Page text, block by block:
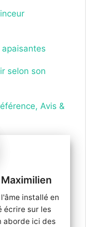
selon son
Avis &
Maximilien
installé en
écrire sur les
aborde ici des